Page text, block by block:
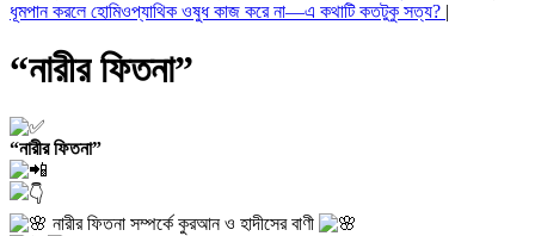
ধূমপান করলে হোমিওপ্যাথিক ওষুধ কাজ করে না—এ কথাটি কতটুকু সত্য? |
“নারীর ফিতনা”
“নারীর ফিতনা”
নারীর ফিতনা সম্পর্কে কুরআন ও হাদীসের বাণী